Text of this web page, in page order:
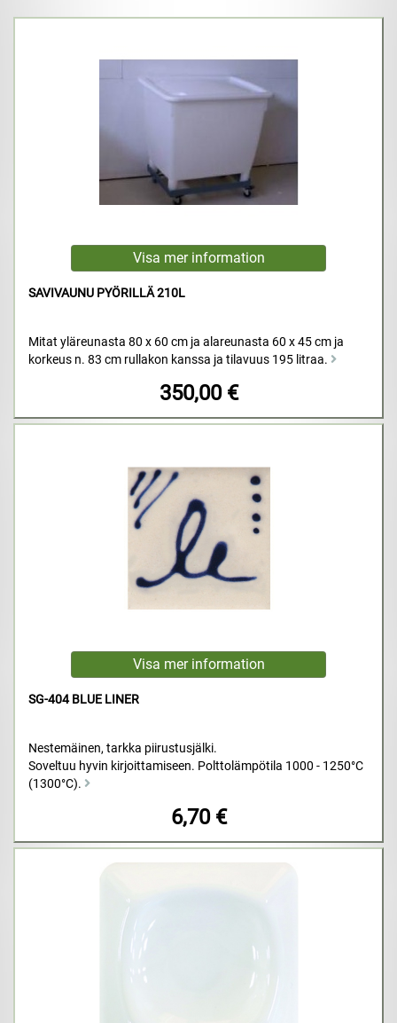
SAVIVAUNU PYÖRILLÄ 210L
Mitat yläreunasta 80 x 60 cm ja alareunasta 60 x 45 cm ja
korkeus n. 83 cm rullakon kanssa ja tilavuus 195 litraa.
350,00 €
SG-404 BLUE LINER
Nestemäinen, tarkka piirustusjälki.
Soveltuu hyvin kirjoittamiseen. Polttolämpötila 1000 - 1250°C
(1300°C).
6,70 €